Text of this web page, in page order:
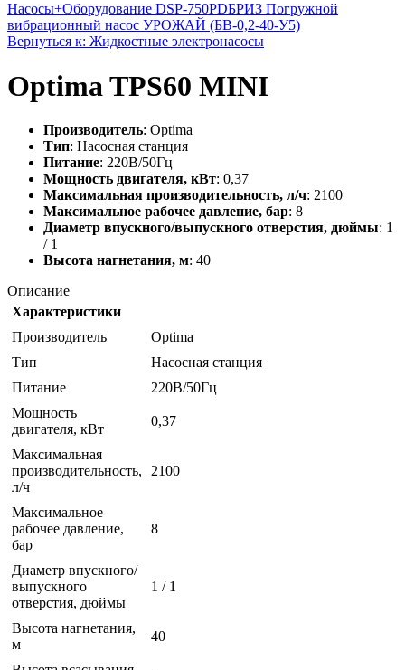
Насосы+Оборудование DSP-750PDБРИЗ Погружной
вибрационный насос УРОЖАЙ (БВ-0,2-40-У5)
Вернуться к: Жидкостные электронасосы
Optima TPS60 MINI
Производитель: Optima
Тип: Насосная станция
Питание: 220В/50Гц
Мощность двигателя, кВт: 0,37
Максимальная производительность, л/ч: 2100
Максимальное рабочее давление, бар: 8
Диаметр впускного/выпускного отверстия, дюймы: 1
/ 1
Высота нагнетания, м: 40
Описание
Характеристики
Производитель
Optima
Тип
Насосная станция
Питание
220В/50Гц
Мощность
двигателя, кВт
0,37
Максимальная
производительность,
л/ч
2100
Максимальное
рабочее давление,
бар
8
Диаметр впускного/
выпускного
отверстия, дюймы
1 / 1
Высота нагнетания,
м
40